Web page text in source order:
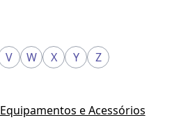
V W X Y Z
Equipamentos e Acessórios